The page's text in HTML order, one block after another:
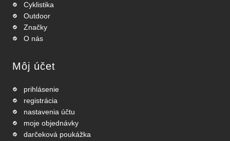
Cyklistika
Outdoor
Značky
O nás
Môj účet
prihlásenie
registrácia
nastavenia účtu
moje objednávky
darčeková poukážka